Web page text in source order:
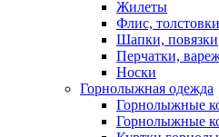
Жилеты
Флис, толстовки
Шапки, повязки
Перчатки,
Носки
Горнолыжная одежда
Горнолыжные
Горнолыжные